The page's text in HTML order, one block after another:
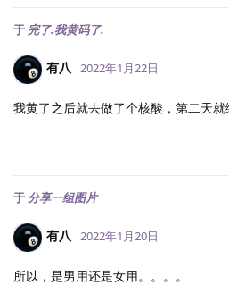
于 完了.我黄码了.
有八 2022年1月22日
我黄了之后就去做了个核酸，第二天就
于 分享一组图片
有八 2022年1月20日
所以，是男用还是女用。。。。